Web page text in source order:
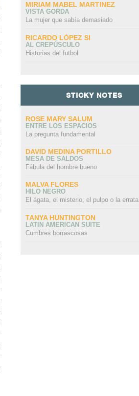
MIRIAM MABEL MARTINEZ
VISTA GORDA
La mujer que sabía demasiado
RICARDO LÓPEZ SI
AL CREPÚSCULO
Historias del futbol
STICKY NOTES
ROSE MARY SALUM
ENTRE LOS ESPACIOS
La pregunta fundamental
DAVID MEDINA PORTILLO
MESA DE SALDOS
Fábula del hombre bueno
MALVA FLORES
HILO NEGRO
El ágata, el misterio, el pulpo o la errata
TANYA HUNTINGTON
LATIN AMERICAN SUITE
Cumbres borrascosas